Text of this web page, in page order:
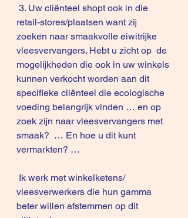
retail-stores/plaatsen want zij
zoeken naar smaakvolle eiwitrijke
vleesvervangers. Hebt u zicht op  de
mogelijkheden die ook in uw winkels
kunnen verkocht worden aan dit
specifieke cliënteel die ecologische
voeding belangrijk vinden … en op
zoek zijn naar vleesvervangers met
smaak?  … En hoe u dit kunt
vermarkten? …
vleesverwerkers die hun gamma
beter willen afstemmen op dit